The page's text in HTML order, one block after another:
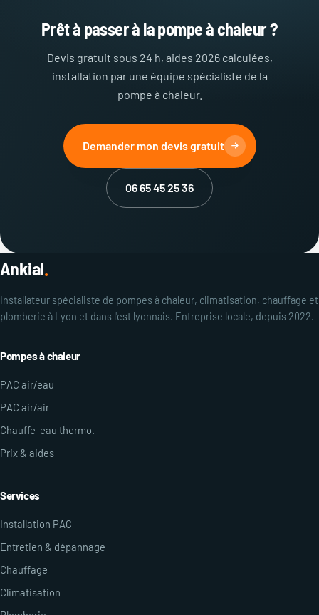
Prêt à passer à la pompe à chaleur ?
Devis gratuit sous 24 h, aides 2026 calculées,
installation par une équipe spécialiste de la
pompe à chaleur.
Demander mon devis gratuit
06 65 45 25 36
Ankial.
Installateur spécialiste de pompes à chaleur, climatisation, chauffage et
plomberie à Lyon et dans l'est lyonnais. Entreprise locale, depuis 2022.
Pompes à chaleur
PAC air/eau
PAC air/air
Chauffe-eau thermo.
Prix & aides
Services
Installation PAC
Entretien & dépannage
Chauffage
Climatisation